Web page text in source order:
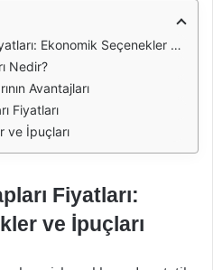
Ekonomik Seçenekler ve İpuçları
Nedir?
Avantajları
Fiyatları
ve İpuçları
Fiyatları:
ve İpuçları